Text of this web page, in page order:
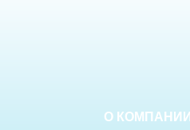
О КОМПАНИИ